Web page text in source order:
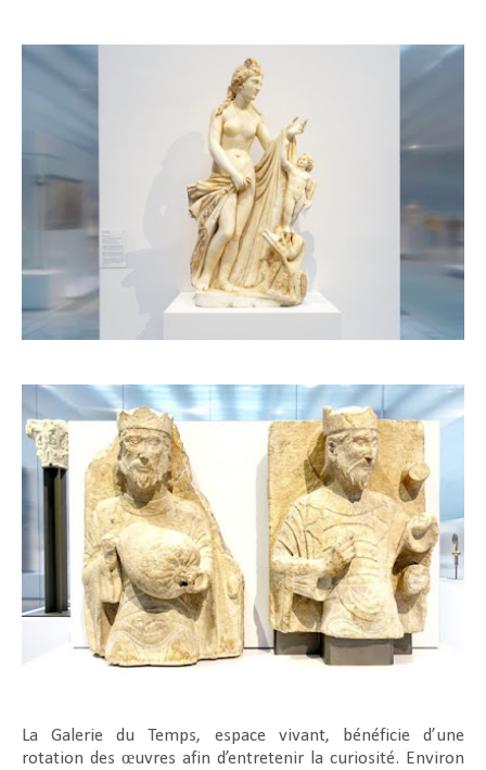
La Galerie du Temps, espace vivant, bénéficie d’une
rotation des œuvres afin d’entretenir la curiosité. Environ